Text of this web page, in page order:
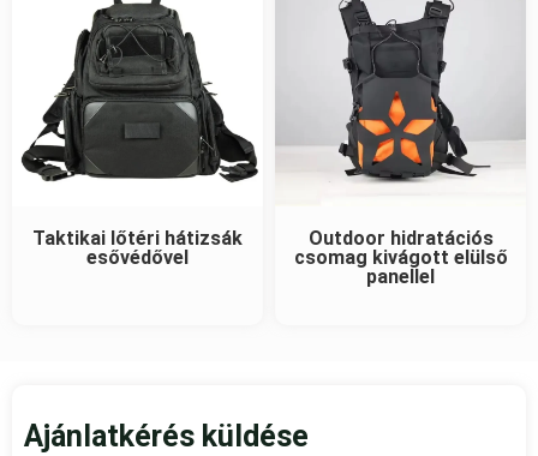
Taktikai lőtéri hátizsák
esővédővel
Outdoor hidratációs
csomag kivágott elülső
panellel
Ajánlatkérés küldése